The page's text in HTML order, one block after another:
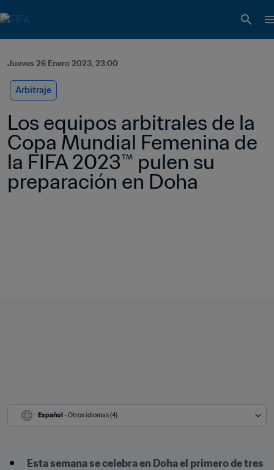
Jueves 26 Enero 2023, 23:00
Arbitraje
Los equipos arbitrales de la
Copa Mundial Femenina de
la FIFA 2023™ pulen su
preparación en Doha
Español - Otros idiomas (4)
Esta semana se celebra en Doha el primero de tres